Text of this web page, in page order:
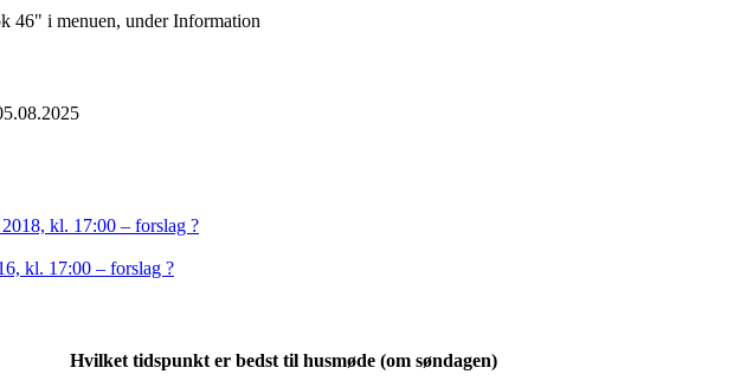
46" i menuen, under Information
kl. 17:00 – forslag ?
kl. 17:00 – forslag ?
Hvilket tidspunkt er bedst til husmøde (om søndagen)